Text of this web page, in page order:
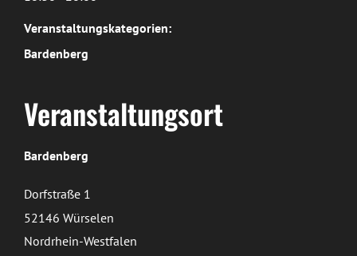
Veranstaltungskategorien:
Bardenberg
Veranstaltungsort
Bardenberg
Dorfstraße 1
52146 Würselen
Nordrhein-Westfalen